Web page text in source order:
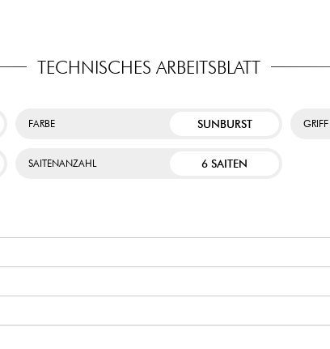
TECHNISCHES ARBEITSBLATT
FARBE SUNBURST
SAITENANZAHL 6 SAITEN